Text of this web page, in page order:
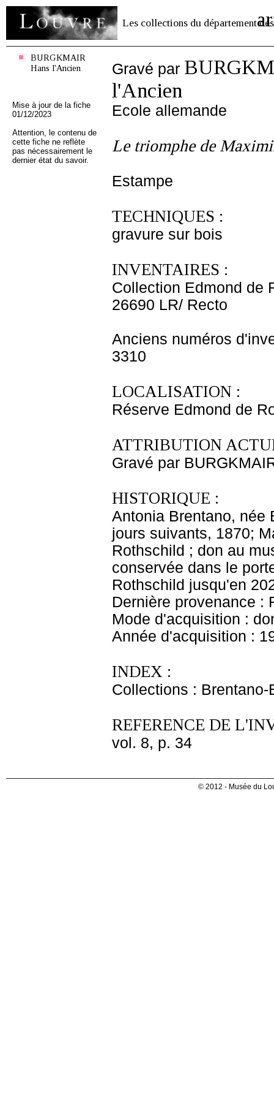
Les collections du département des
BURGKMAIR
Hans l'Ancien
Mise à jour de la fiche
01/12/2023
Attention, le contenu de
cette fiche ne reflète
pas nécessairement le
dernier état du savoir.
Gravé par
l'Ancien
Ecole allemande
Le triomphe de
Estampe
TECHNIQUES :
gravure sur bois
INVENTAIRES :
Collection Edmond de
26690 LR/ Recto
Anciens numéros
3310
LOCALISATION :
Réserve Edmond de
ATTRIBUTION
Gravé par
HISTORIQUE :
Antonia Brentano, née
jours suivants, 1870;
Rothschild ; don au
conservée dans le
Rothschild jusqu'en
Dernière provenance :
Mode d'acquisition :
Année d'acquisition :
INDEX :
Collections :
REFERENCE DE
vol. 8, p. 34
© 2012 - Musée du